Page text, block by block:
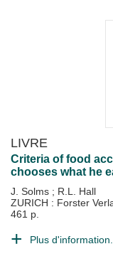
LIVRE
Criteria of food
chooses what he
J. Solms ; R.L. Hall
ZURICH : Forster
461 p.
Plus d'information...